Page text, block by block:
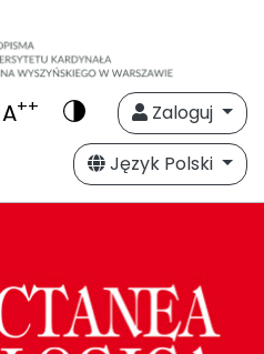
A++
Zaloguj
Język Polski